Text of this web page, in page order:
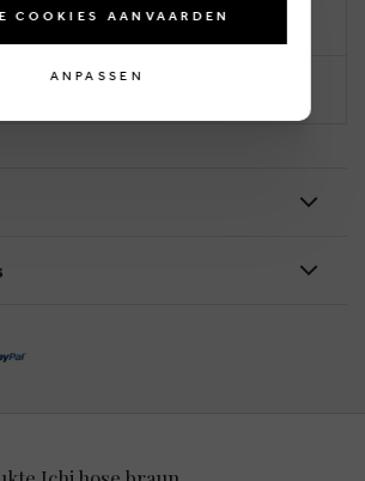
ab €50 (2-4 Arbeitstage)
COOKIES AANVAARDEN
ANPASSEN